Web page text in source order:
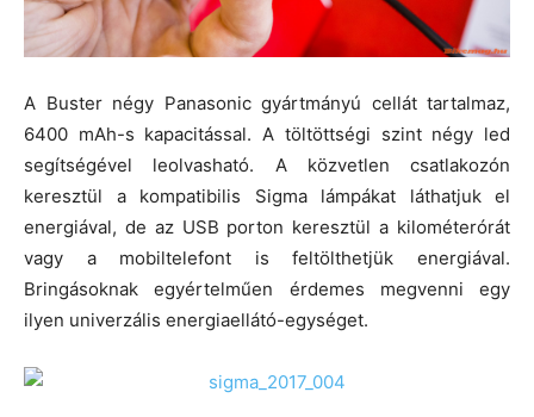
A Buster négy Panasonic gyártmányú cellát tartalmaz,
6400 mAh-s kapacitással. A töltöttségi szint négy led
segítségével leolvasható. A közvetlen csatlakozón
keresztül a kompatibilis Sigma lámpákat láthatjuk el
energiával, de az USB porton keresztül a kilométerórát
vagy a mobiltelefont is feltölthetjük energiával.
Bringásoknak egyértelműen érdemes megvenni egy
ilyen univerzális energiaellátó-egységet.